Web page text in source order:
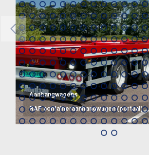
Aanhangwagens
RAF containeraanhangwagen (portaal)